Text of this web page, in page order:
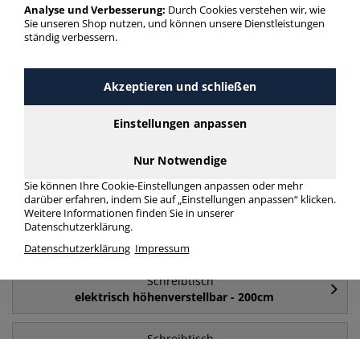
Schreibtisch elektrisch höhenverstellbar
Häufig gesucht
Schreibtisch
180cm
Schreibtisch
elektrisch höhenverstellbar - 200cm
Analyse und Verbesserung: Durch Cookies verstehen wir, wie
Sie unseren Shop nutzen, und können unsere Dienstleistungen
ständig verbessern.
Akzeptieren und schließen
Einstellungen anpassen
Nur Notwendige
Sie können Ihre Cookie-Einstellungen anpassen oder mehr
darüber erfahren, indem Sie auf „Einstellungen anpassen“ klicken.
Weitere Informationen finden Sie in unserer
Datenschutzerklärung.
Datenschutzerklärung Impressum